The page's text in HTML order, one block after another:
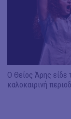
Ο Θείος Άρης είδε
καλοκαιρινή